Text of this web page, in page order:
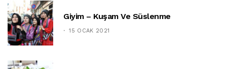
Giyim – Kuşam Ve Süslenme
15 OCAK 2021